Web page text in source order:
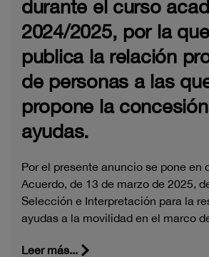
durante el curso
2024/2025, por la
publica la relación
de personas a las
propone la
ayudas.
Por el presente anuncio se pone en
Acuerdo, de 13 de marzo de 2025,
Selección e Interpretación para la
ayudas a la movilidad en el marco
Leer más...